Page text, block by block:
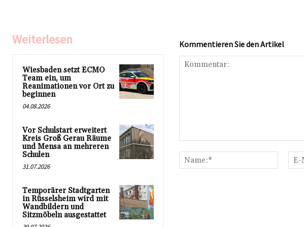
Weiterlesen
Wiesbaden setzt ECMO
Team ein, um
Reanimationen vor Ort zu
beginnen
04.08.2026
Vor Schulstart erweitert
Kreis Groß Gerau Räume
und Mensa an mehreren
Schulen
31.07.2026
Temporärer Stadtgarten
in Rüsselsheim wird mit
Wandbildern und
Sitzmöbeln ausgestattet
Kommentieren Sie den Artikel
Name:*